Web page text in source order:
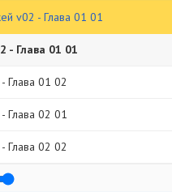
v02 - Глава 01 01
- Глава 01 01
Глава 01 02
Глава 02 01
Глава 02 02
03 01